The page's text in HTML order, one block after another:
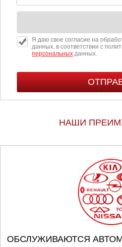
Я даю свое согласие на
данных, в соответствии с
персональных данных.
НАШИ
ОБСЛУЖИВАЮТСЯ